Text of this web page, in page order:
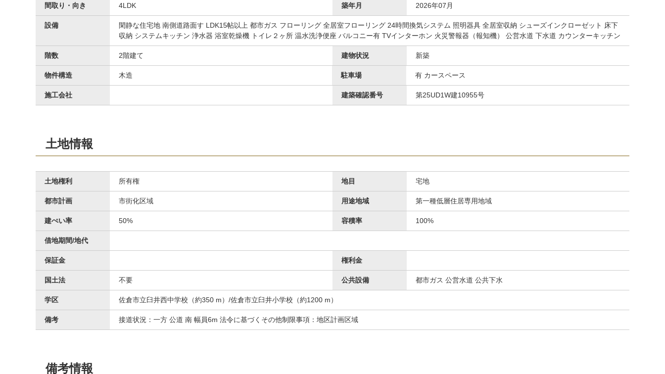
間取り・向き 4LDK 築年月 2026年07月
設備
閑静な住宅地 南側道路面す LDK15帖以上 都市ガス フローリング 全居室フローリング 24時間換気システム 照明器具 全居室収納 シューズインクローゼット 床下
収納 システムキッチン 浄水器 浴室乾燥機 トイレ２ヶ所 温水洗浄便座 バルコニー有 TVインターホン 火災警報器（報知機） 公営水道 下水道 カウンターキッチン
階数 2階建て 建物状況 新築
物件構造 木造 駐車場 有 カースペース
施工会社 建築確認番号 第25UD1W建10955号
土地情報
土地権利 所有権 地目 宅地
都市計画 市街化区域 用途地域 第一種低層住居専用地域
建ぺい率 50% 容積率 100%
借地期間/地代
保証金 権利金
国土法 不要 公共設備 都市ガス 公営水道 公共下水
学区 佐倉市立臼井西中学校（約350 m）/佐倉市立臼井小学校（約1200 m）
備考 接道状況：一方 公道 南 幅員6m 法令に基づくその他制限事項：地区計画区域
備考情報